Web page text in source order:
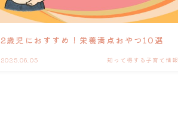
2歳児におすすめ！栄養満点おやつ10選
2025.06.05 知って得する子育て情報